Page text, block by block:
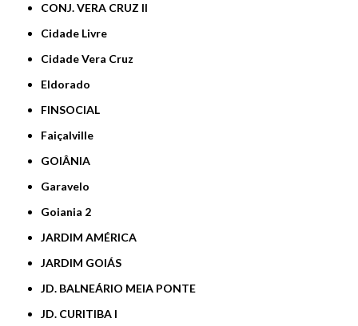
CONJ. VERA CRUZ II
Cidade Livre
Cidade Vera Cruz
Eldorado
FINSOCIAL
Faiçalville
GOIÂNIA
Garavelo
Goiania 2
JARDIM AMÉRICA
JARDIM GOIÁS
JD. BALNEÁRIO MEIA PONTE
JD. CURITIBA I